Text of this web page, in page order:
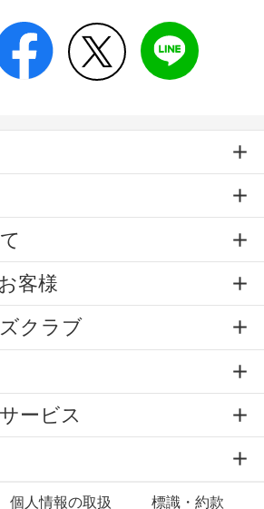
客様
クラブ
ービス
個人情報の取扱 標識・約款